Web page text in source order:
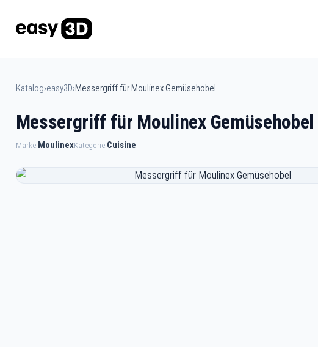
Katalog›easy3D›Messergriff für Moulinex Gemüsehobel
Messergriff für Moulinex Gemüsehobel
Marke:MoulinexKategorie:Cuisine